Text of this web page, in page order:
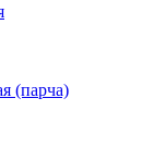
(парча)